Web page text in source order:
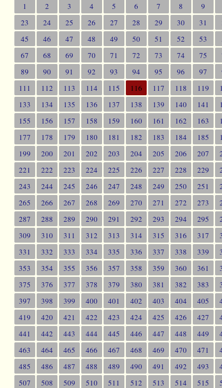
1 2 3 4 5 6 7 8 9
23
24 25 26 27 28 29 30 31
45
46 47 48 49 50 51 52 53
67
68 69 70 71 72 73 74 75
89
90 91 92 93 94 95 96 97
111
112 113 114 115 116 117 118 119
133
134 135 136 137 138 139 140 141
155
156 157 158 159 160 161 162 163
177
178 179 180 181 182 183 184 185
199
200 201 202 203 204 205 206 207
221
222 223 224 225 226 227 228 229
243
244 245 246 247 248 249 250 251
265
266 267 268 269 270 271 272 273
287
288 289 290 291 292 293 294 295
309
310 311 312 313 314 315 316 317
331
332 333 334 335 336 337 338 339
353
354 355 356 357 358 359 360 361
375
376 377 378 379 380 381 382 383
397
398 399 400 401 402 403 404 405
419
420 421 422 423 424 425 426 427
441
442 443 444 445 446 447 448 449
463
464 465 466 467 468 469 470 471
485
486 487 488 489 490 491 492 493
507
508 509 510 511 512 513 514 515